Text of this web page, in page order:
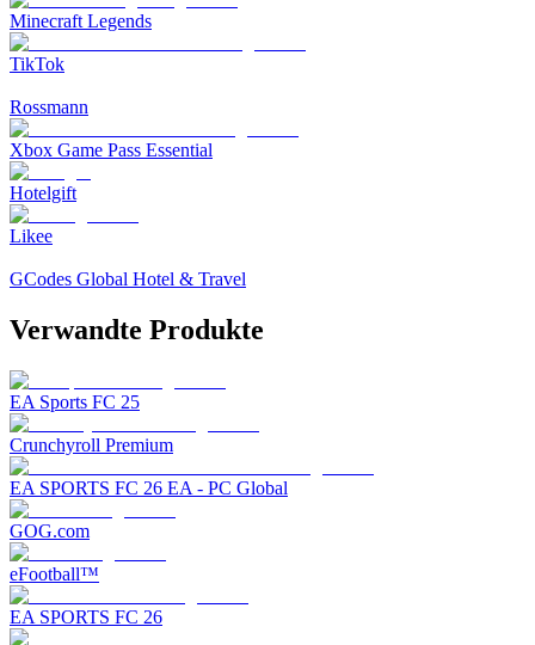
Minecraft Legends
TikTok
Rossmann
Xbox Game Pass Essential
Hotelgift
Likee
GCodes Global Hotel & Travel
Verwandte Produkte
EA Sports FC 25
Crunchyroll Premium
EA SPORTS FC 26 EA - PC Global
GOG.com
eFootball™
EA SPORTS FC 26